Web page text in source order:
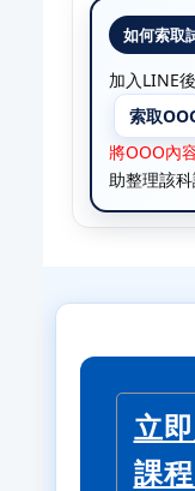
如何索取
加入LINE
索取
將OOO內
助整理該科
立
課